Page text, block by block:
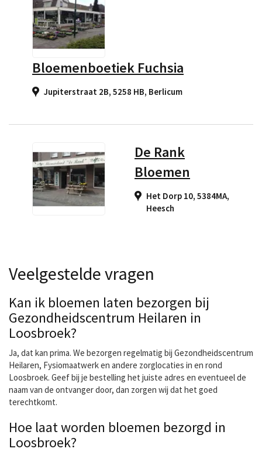
Bloemenboetiek Fuchsia
Jupiterstraat 2B, 5258 HB, Berlicum
De Rank
Bloemen
Het Dorp 10, 5384MA,
Heesch
Veelgestelde vragen
Kan ik bloemen laten bezorgen bij
Gezondheidscentrum Heilaren in
Loosbroek?
Ja, dat kan prima. We bezorgen regelmatig bij Gezondheidscentrum
Heilaren, Fysiomaatwerk en andere zorglocaties in en rond
Loosbroek. Geef bij je bestelling het juiste adres en eventueel de
naam van de ontvanger door, dan zorgen wij dat het goed
terechtkomt.
Hoe laat worden bloemen bezorgd in
Loosbroek?